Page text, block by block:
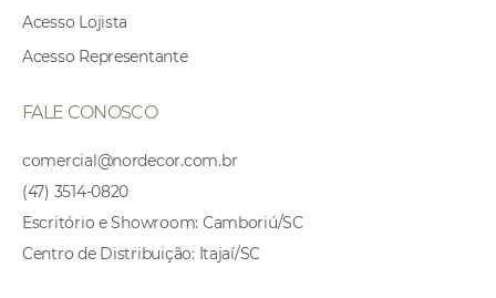
Acesso Lojista
Acesso Representante
FALE CONOSCO
comercial@nordecor.com.br
(47) 3514-0820
Escritório e Showroom: Camboriú/SC
Centro de Distribuição: Itajaí/SC